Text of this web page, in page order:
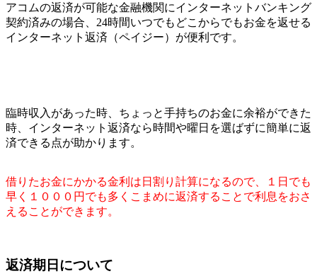
アコムの返済が可能な金融機関にインターネットバンキング
契約済みの場合、24時間いつでもどこからでもお金を返せる
インターネット返済（ペイジー）が便利です。
臨時収入があった時、ちょっと手持ちのお金に余裕ができた
時、インターネット返済なら時間や曜日を選ばずに簡単に返
済できる点が助かります。
借りたお金にかかる金利は日割り計算になるので、１日でも
早く１０００円でも多くこまめに返済することで利息をおさ
えることができます。
返済期日について